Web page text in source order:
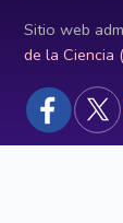
Sitio web
de la Ciencia